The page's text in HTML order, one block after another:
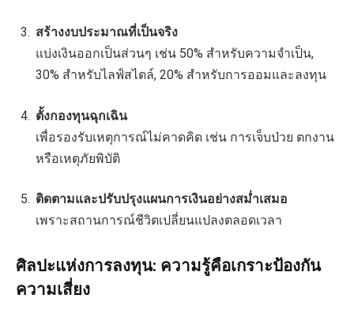
สร้างงบประมาณที่เป็นจริง
แบ่งเงินออกเป็นส่วนๆ เช่น 50% สำหรับความจำเป็น,
30% สำหรับไลฟ์สไตล์, 20% สำหรับการออมและลงทุน
ตั้งกองทุนฉุกเฉิน
เพื่อรองรับเหตุการณ์ไม่คาดคิด เช่น การเจ็บป่วย ตกงาน
หรือเหตุภัยพิบัติ
ติดตามและปรับปรุงแผนการเงินอย่างสม่ำเสมอ
เพราะสถานการณ์ชีวิตเปลี่ยนแปลงตลอดเวลา
ศิลปะแห่งการลงทุน: ความรู้คือเกราะป้องกัน
ความเสี่ยง